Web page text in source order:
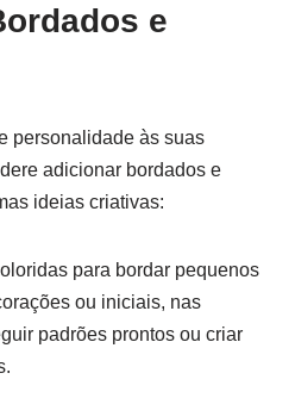
e
personalidade às suas
adicionar bordados e
ideias criativas:
para bordar pequenos
ou iniciais, nas
padrões prontos ou criar